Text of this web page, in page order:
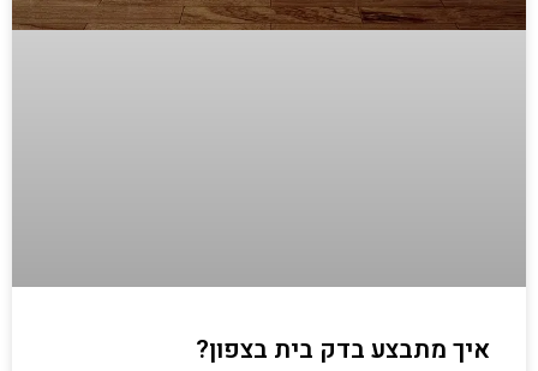
איך מתבצע בדק בית בצפון?